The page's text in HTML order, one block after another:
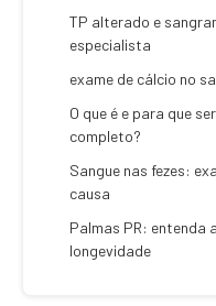
TP alterado e
especialista
exame de cálcio no
O que é e para que
completo?
Sangue nas fezes:
causa
Palmas PR: entenda
longevidade